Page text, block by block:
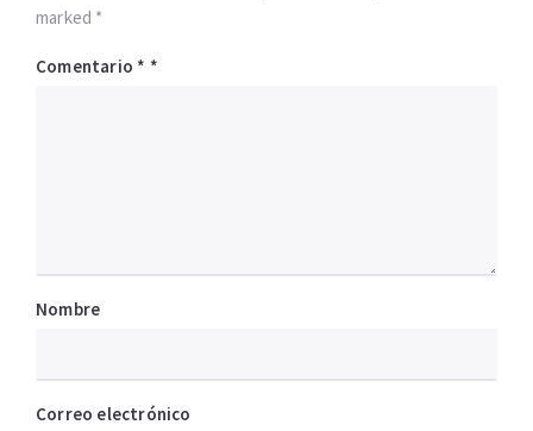
marked *
Comentario *
Nombre
Correo electrónico